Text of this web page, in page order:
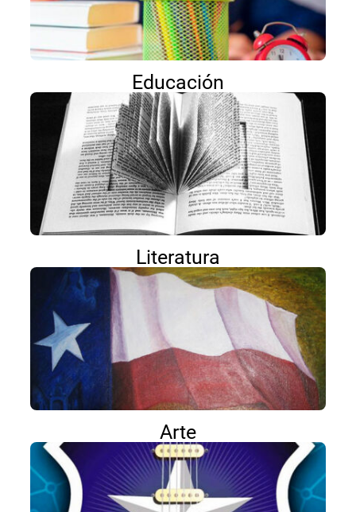
Educación
Literatura
Arte